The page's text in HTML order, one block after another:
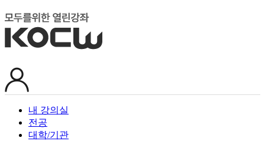
내 강의실
전공
대학/기관